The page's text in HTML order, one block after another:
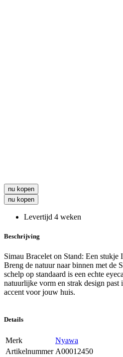
nu kopen
nu kopen
Levertijd 4 weken
Beschrijving
Simau Bracelet on Stand: Een stukje
Breng de natuur naar binnen met de
schelp op standaard is een echte
natuurlijke vorm en strak design past
accent voor jouw huis.
Details
Merk
Nyawa
Artikelnummer A00012450